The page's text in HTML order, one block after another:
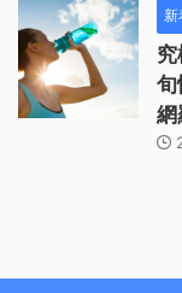
新
旬
網